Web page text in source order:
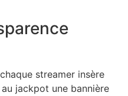
streamer insère
jackpot une bannière